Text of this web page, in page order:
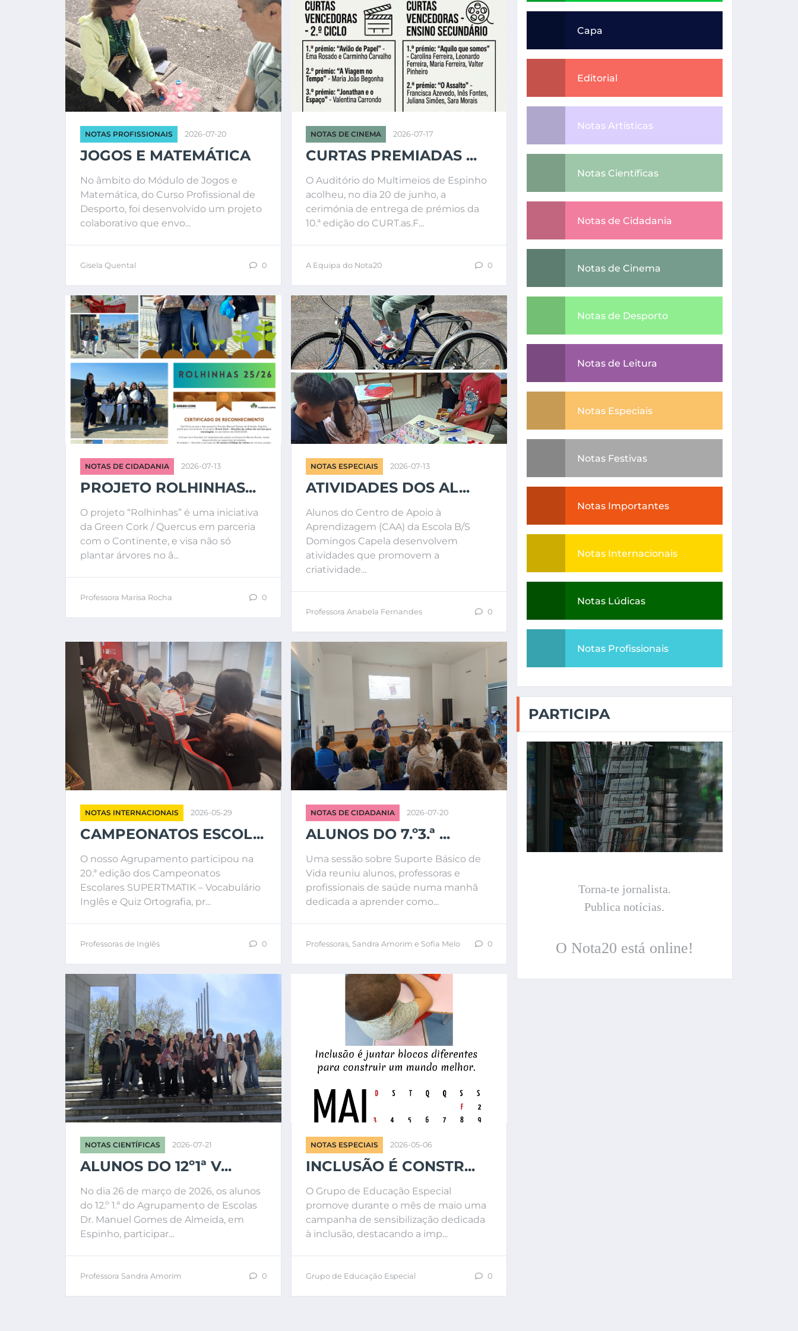
NOTAS PROFISSIONAIS 2026-07-20
JOGOS E MATEMÁTICA
No âmbito do Módulo de Jogos e
Matemática, do Curso Profissional de
Desporto, foi desenvolvido um projeto
colaborativo que envo...
Gisela Quental 0
NOTAS DE CINEMA 2026-07-17
CURTAS PREMIADAS ...
O Auditório do Multimeios de Espinho
acolheu, no dia 20 de junho, a
cerimónia de entrega de prémios da
10.ª edição do CURT.as.F...
A Equipa do Nota20 0
NOTAS DE CIDADANIA 2026-07-13
PROJETO ROLHINHAS...
O projeto “Rolhinhas” é uma iniciativa
da Green Cork / Quercus em parceria
com o Continente, e visa não só
plantar árvores no â...
Professora Marisa Rocha 0
NOTAS ESPECIAIS 2026-07-13
ATIVIDADES DOS AL...
Alunos do Centro de Apoio à
Aprendizagem (CAA) da Escola B/S
Domingos Capela desenvolvem
atividades que promovem a
criatividade...
Professora Anabela Fernandes 0
NOTAS INTERNACIONAIS 2026-05-29
CAMPEONATOS ESCOL...
O nosso Agrupamento participou na
20.ª edição dos Campeonatos
Escolares SUPERTMATIK – Vocabulário
Inglês e Quiz Ortografia, pr...
Professoras de Inglês 0
NOTAS DE CIDADANIA 2026-07-20
ALUNOS DO 7.º3.ª ...
Uma sessão sobre Suporte Básico de
Vida reuniu alunos, professoras e
profissionais de saúde numa manhã
dedicada a aprender como...
Professoras, Sandra Amorim e Sofia Melo 0
NOTAS CIENTÍFICAS 2026-07-21
ALUNOS DO 12º1ª V...
No dia 26 de março de 2026, os alunos
do 12.º 1.ª do Agrupamento de Escolas
Dr. Manuel Gomes de Almeida, em
Espinho, participar...
Professora Sandra Amorim 0
NOTAS ESPECIAIS 2026-05-06
INCLUSÃO É CONSTR...
O Grupo de Educação Especial
promove durante o mês de maio uma
campanha de sensibilização dedicada
à inclusão, destacando a imp...
Grupo de Educação Especial 0
Capa
Editorial
Notas Artísticas
Notas Científicas
Notas de Cidadania
Notas de Cinema
Notas de Desporto
Notas de Leitura
Notas Especiais
Notas Festivas
Notas Importantes
Notas Internacionais
Notas Lúdicas
Notas Profissionais
PARTICIPA
Torna-te jornalista.
Publica notícias.
O Nota20 está online!